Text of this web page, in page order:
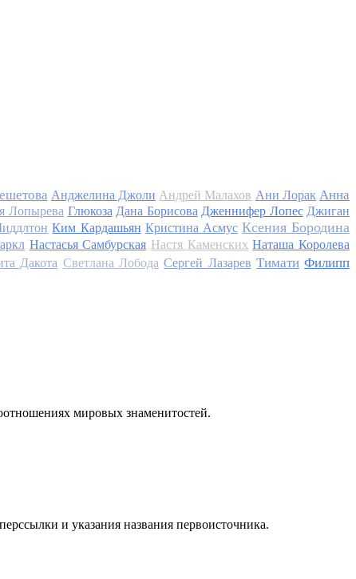
Анджелина Джоли Андрей Малахов Ани Лорак Анна
Лопырева Глюкоза Дана Борисова Дженнифер Лопес Джиган
Ким Кардашьян Кристина Асмус Ксения Бородина
Настасья Самбурская Настя Каменских Наташа Королева
Дакота Светлана Лобода Сергей Лазарев Тимати Филипп
мировых знаменитостей.
и указания названия первоисточника.